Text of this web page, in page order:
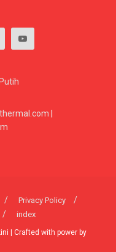
Privacy Policy
index
| Crafted with power by